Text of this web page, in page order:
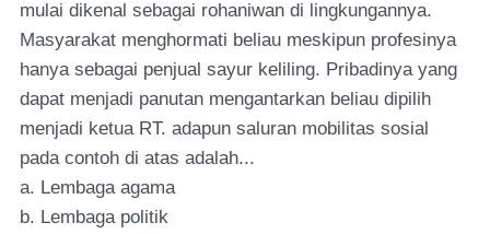
mulai dikenal sebagai rohaniwan di lingkungannya.
Masyarakat menghormati beliau meskipun profesinya
hanya sebagai penjual sayur keliling. Pribadinya yang
dapat menjadi panutan mengantarkan beliau dipilih
menjadi ketua RT. adapun saluran mobilitas sosial
pada contoh di atas adalah...
a. Lembaga agama
b. Lembaga politik